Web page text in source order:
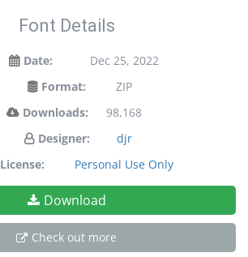
Font Details
Date:
Dec 25, 2022
Format:
ZIP
Downloads:
98,168
Designer:
djr
License:
Personal Use Only
Download
Check out more